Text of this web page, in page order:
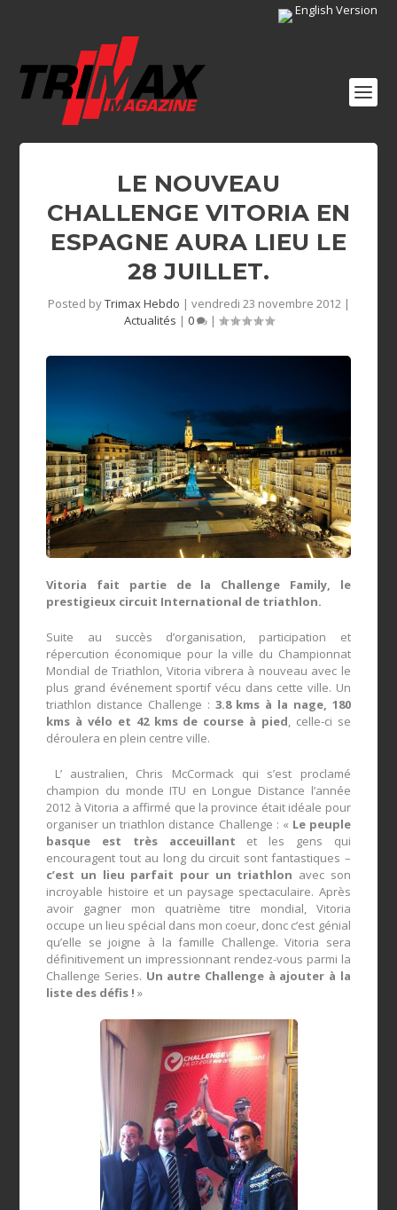
English Version
LE NOUVEAU
CHALLENGE VITORIA EN
ESPAGNE AURA LIEU LE
28 JUILLET.
Posted byTrimax Hebdo | vendredi 23 novembre 2012|
Actualités | 0 |
Vitoria fait partie de la Challenge Family, le
prestigieux circuit International de triathlon.
Suite au succès d’organisation, participation et
répercution économique pour la ville du Championnat
Mondial de Triathlon, Vitoria vibrera à nouveau avec le
plus grand événement sportif vécu dans cette ville. Un
triathlon distance Challenge : 3.8 kms à la nage, 180
kms à vélo et 42 kms de course à pied, celle-ci se
déroulera en plein centre ville.
L’ australien, Chris McCormack qui s’est proclamé
champion du monde ITU en Longue Distance l’année
2012 à Vitoria a affirmé que la province était idéale pour
organiser un triathlon distance Challenge : « Le peuple
basque est très acceuillant et les gens qui
encouragent tout au long du circuit sont fantastiques –
c’est un lieu parfait pour un triathlon avec son
incroyable histoire et un paysage spectaculaire. Après
avoir gagner mon quatrième titre mondial, Vitoria
occupe un lieu spécial dans mon coeur, donc c’est génial
qu’elle se joigne à la famille Challenge. Vitoria sera
définitivement un impressionnant rendez-vous parmi la
Challenge Series. Un autre Challenge à ajouter à la
liste des défis ! »